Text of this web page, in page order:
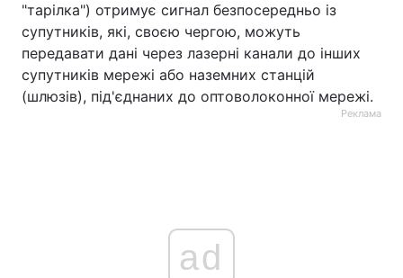
"тарілка") отримує сигнал безпосередньо із
супутників, які, своєю чергою, можуть
передавати дані через лазерні канали до інших
супутників мережі або наземних станцій
(шлюзів), під'єднаних до оптоволоконної мережі.
Реклама
ad